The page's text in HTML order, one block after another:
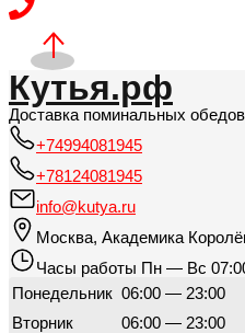
Кутья.рф
Доставка поминальных обедов
+74994081945
+78124081945
info@kutya.ru
Москва, Академика
Часы работы Пн — Вс
Понедельник 06:00 — 23:00
Вторник
06:00 — 23:00